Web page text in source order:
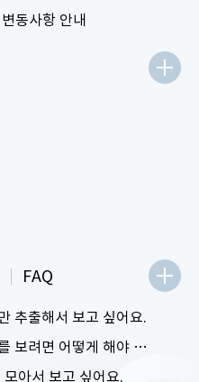
동사항 안내
추출해서 보고 싶어요.
내가 원하는 형태대로 통계표를 보려면 어떻게 해야 하나요?
아서 보고 싶어요.
FAQ